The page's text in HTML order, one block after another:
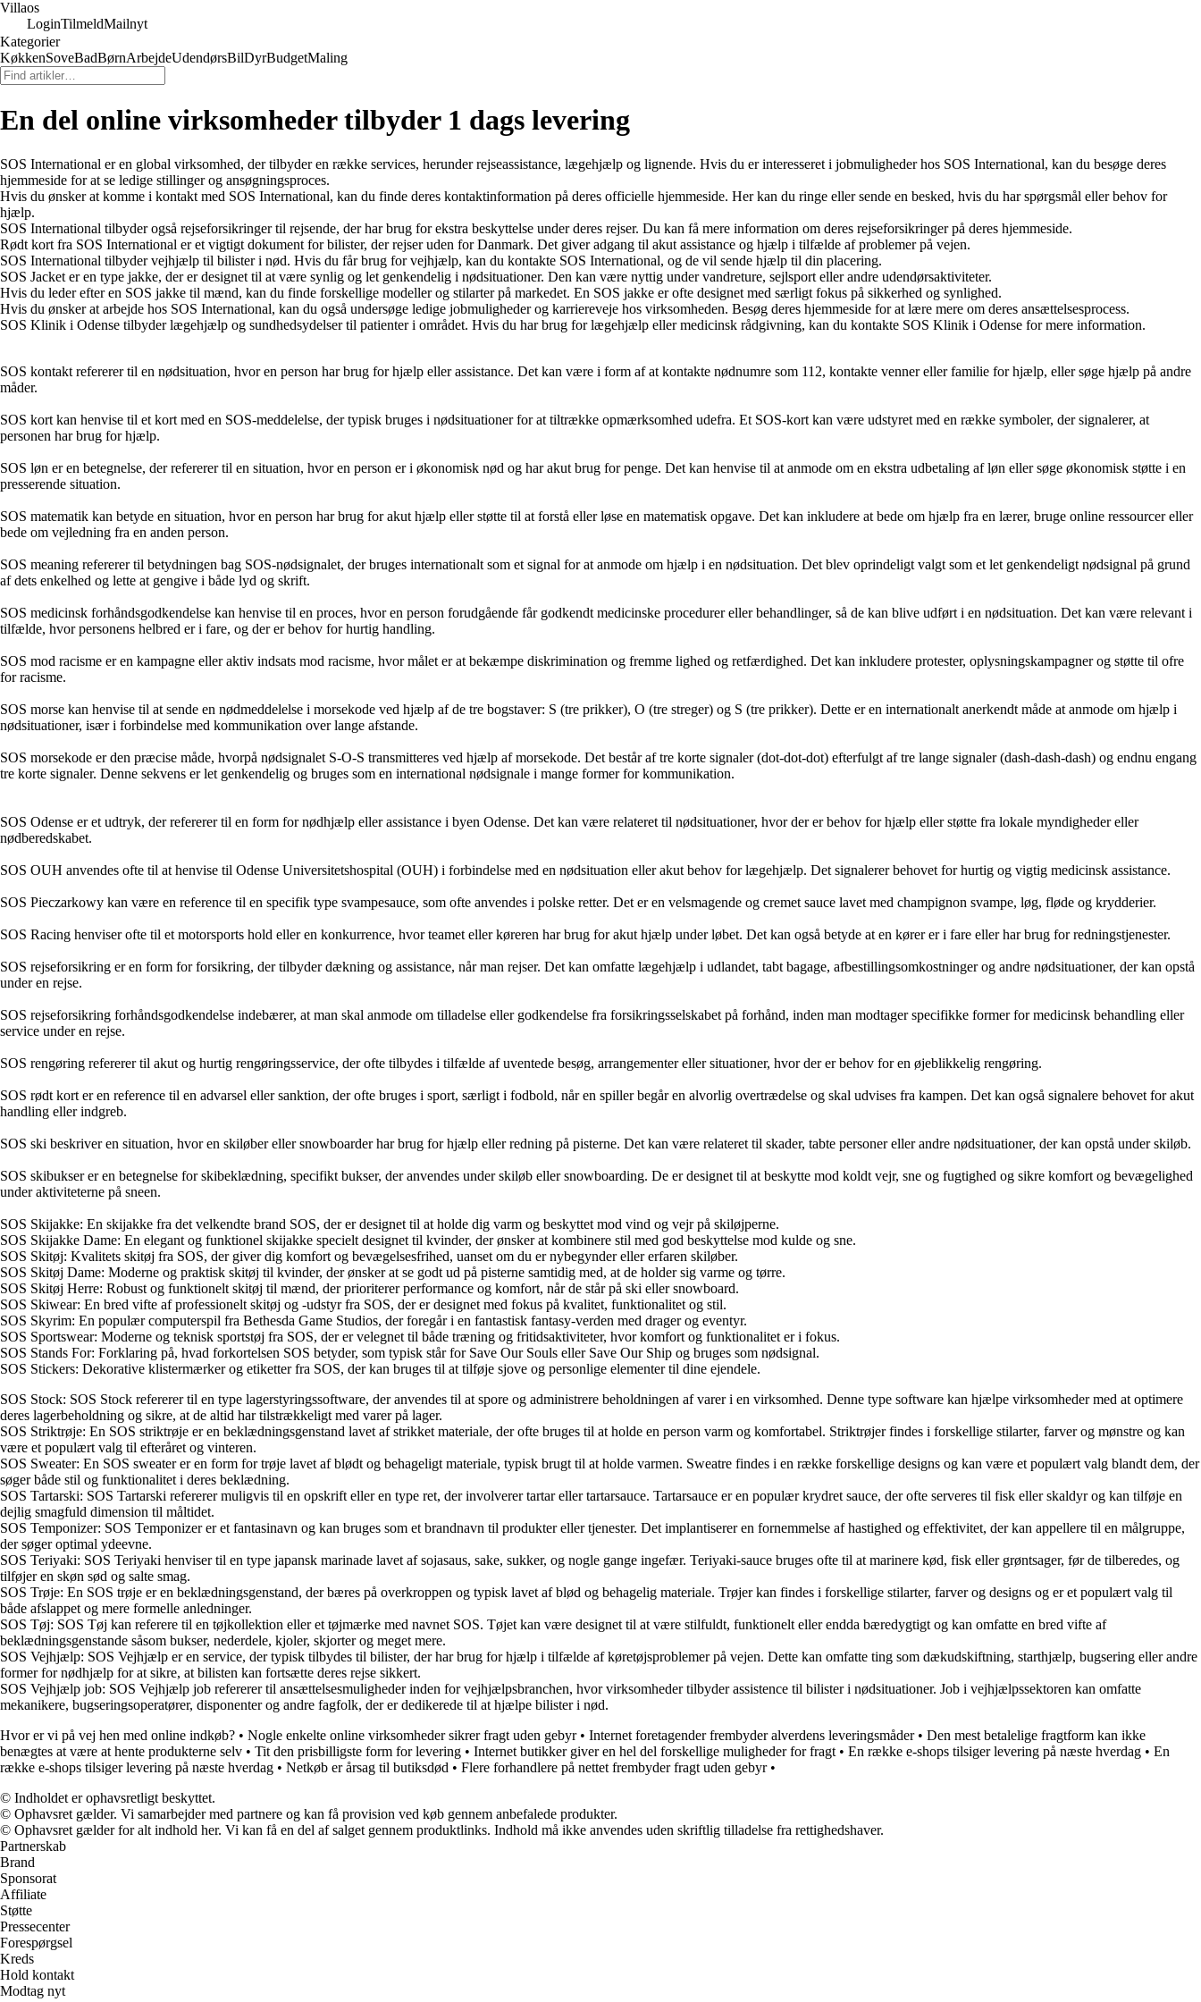
Villaos
LoginTilmeldMailnyt
Kategorier
KøkkenSoveBadBørnArbejdeUdendørsBilDyrBudgetMaling
En del online virksomheder tilbyder 1 dags levering
SOS International er en global virksomhed, der tilbyder en række services, herunder rejseassistance, lægehjælp og lignende. Hvis du er interesseret i jobmuligheder hos SOS International, kan du besøge deres
hjemmeside for at se ledige stillinger og ansøgningsproces.
Hvis du ønsker at komme i kontakt med SOS International, kan du finde deres kontaktinformation på deres officielle hjemmeside. Her kan du ringe eller sende en besked, hvis du har spørgsmål eller behov for
hjælp.
SOS International tilbyder også rejseforsikringer til rejsende, der har brug for ekstra beskyttelse under deres rejser. Du kan få mere information om deres rejseforsikringer på deres hjemmeside.
Rødt kort fra SOS International er et vigtigt dokument for bilister, der rejser uden for Danmark. Det giver adgang til akut assistance og hjælp i tilfælde af problemer på vejen.
SOS International tilbyder vejhjælp til bilister i nød. Hvis du får brug for vejhjælp, kan du kontakte SOS International, og de vil sende hjælp til din placering.
SOS Jacket er en type jakke, der er designet til at være synlig og let genkendelig i nødsituationer. Den kan være nyttig under vandreture, sejlsport eller andre udendørsaktiviteter.
Hvis du leder efter en SOS jakke til mænd, kan du finde forskellige modeller og stilarter på markedet. En SOS jakke er ofte designet med særligt fokus på sikkerhed og synlighed.
Hvis du ønsker at arbejde hos SOS International, kan du også undersøge ledige jobmuligheder og karriereveje hos virksomheden. Besøg deres hjemmeside for at lære mere om deres ansættelsesprocess.
SOS Klinik i Odense tilbyder lægehjælp og sundhedsydelser til patienter i området. Hvis du har brug for lægehjælp eller medicinsk rådgivning, kan du kontakte SOS Klinik i Odense for mere information.
SOS kontakt refererer til en nødsituation, hvor en person har brug for hjælp eller assistance. Det kan være i form af at kontakte nødnumre som 112, kontakte venner eller familie for hjælp, eller søge hjælp på andre
måder.
SOS kort kan henvise til et kort med en SOS-meddelelse, der typisk bruges i nødsituationer for at tiltrække opmærksomhed udefra. Et SOS-kort kan være udstyret med en række symboler, der signalerer, at
personen har brug for hjælp.
SOS løn er en betegnelse, der refererer til en situation, hvor en person er i økonomisk nød og har akut brug for penge. Det kan henvise til at anmode om en ekstra udbetaling af løn eller søge økonomisk støtte i en
presserende situation.
SOS matematik kan betyde en situation, hvor en person har brug for akut hjælp eller støtte til at forstå eller løse en matematisk opgave. Det kan inkludere at bede om hjælp fra en lærer, bruge online ressourcer eller
bede om vejledning fra en anden person.
SOS meaning refererer til betydningen bag SOS-nødsignalet, der bruges internationalt som et signal for at anmode om hjælp i en nødsituation. Det blev oprindeligt valgt som et let genkendeligt nødsignal på grund
af dets enkelhed og lette at gengive i både lyd og skrift.
SOS medicinsk forhåndsgodkendelse kan henvise til en proces, hvor en person forudgående får godkendt medicinske procedurer eller behandlinger, så de kan blive udført i en nødsituation. Det kan være relevant i
tilfælde, hvor personens helbred er i fare, og der er behov for hurtig handling.
SOS mod racisme er en kampagne eller aktiv indsats mod racisme, hvor målet er at bekæmpe diskrimination og fremme lighed og retfærdighed. Det kan inkludere protester, oplysningskampagner og støtte til ofre
for racisme.
SOS morse kan henvise til at sende en nødmeddelelse i morsekode ved hjælp af de tre bogstaver: S (tre prikker), O (tre streger) og S (tre prikker). Dette er en internationalt anerkendt måde at anmode om hjælp i
nødsituationer, især i forbindelse med kommunikation over lange afstande.
SOS morsekode er den præcise måde, hvorpå nødsignalet S-O-S transmitteres ved hjælp af morsekode. Det består af tre korte signaler (dot-dot-dot) efterfulgt af tre lange signaler (dash-dash-dash) og endnu engang
tre korte signaler. Denne sekvens er let genkendelig og bruges som en international nødsignale i mange former for kommunikation.
SOS Odense er et udtryk, der refererer til en form for nødhjælp eller assistance i byen Odense. Det kan være relateret til nødsituationer, hvor der er behov for hjælp eller støtte fra lokale myndigheder eller
nødberedskabet.
SOS OUH anvendes ofte til at henvise til Odense Universitetshospital (OUH) i forbindelse med en nødsituation eller akut behov for lægehjælp. Det signalerer behovet for hurtig og vigtig medicinsk assistance.
SOS Pieczarkowy kan være en reference til en specifik type svampesauce, som ofte anvendes i polske retter. Det er en velsmagende og cremet sauce lavet med champignon svampe, løg, fløde og krydderier.
SOS Racing henviser ofte til et motorsports hold eller en konkurrence, hvor teamet eller køreren har brug for akut hjælp under løbet. Det kan også betyde at en kører er i fare eller har brug for redningstjenester.
SOS rejseforsikring er en form for forsikring, der tilbyder dækning og assistance, når man rejser. Det kan omfatte lægehjælp i udlandet, tabt bagage, afbestillingsomkostninger og andre nødsituationer, der kan opstå
under en rejse.
SOS rejseforsikring forhåndsgodkendelse indebærer, at man skal anmode om tilladelse eller godkendelse fra forsikringsselskabet på forhånd, inden man modtager specifikke former for medicinsk behandling eller
service under en rejse.
SOS rengøring refererer til akut og hurtig rengøringsservice, der ofte tilbydes i tilfælde af uventede besøg, arrangementer eller situationer, hvor der er behov for en øjeblikkelig rengøring.
SOS rødt kort er en reference til en advarsel eller sanktion, der ofte bruges i sport, særligt i fodbold, når en spiller begår en alvorlig overtrædelse og skal udvises fra kampen. Det kan også signalere behovet for akut
handling eller indgreb.
SOS ski beskriver en situation, hvor en skiløber eller snowboarder har brug for hjælp eller redning på pisterne. Det kan være relateret til skader, tabte personer eller andre nødsituationer, der kan opstå under skiløb.
SOS skibukser er en betegnelse for skibeklædning, specifikt bukser, der anvendes under skiløb eller snowboarding. De er designet til at beskytte mod koldt vejr, sne og fugtighed og sikre komfort og bevægelighed
under aktiviteterne på sneen.
SOS Skijakke: En skijakke fra det velkendte brand SOS, der er designet til at holde dig varm og beskyttet mod vind og vejr på skiløjperne.
SOS Skijakke Dame: En elegant og funktionel skijakke specielt designet til kvinder, der ønsker at kombinere stil med god beskyttelse mod kulde og sne.
SOS Skitøj: Kvalitets skitøj fra SOS, der giver dig komfort og bevægelsesfrihed, uanset om du er nybegynder eller erfaren skiløber.
SOS Skitøj Dame: Moderne og praktisk skitøj til kvinder, der ønsker at se godt ud på pisterne samtidig med, at de holder sig varme og tørre.
SOS Skitøj Herre: Robust og funktionelt skitøj til mænd, der prioriterer performance og komfort, når de står på ski eller snowboard.
SOS Skiwear: En bred vifte af professionelt skitøj og -udstyr fra SOS, der er designet med fokus på kvalitet, funktionalitet og stil.
SOS Skyrim: En populær computerspil fra Bethesda Game Studios, der foregår i en fantastisk fantasy-verden med drager og eventyr.
SOS Sportswear: Moderne og teknisk sportstøj fra SOS, der er velegnet til både træning og fritidsaktiviteter, hvor komfort og funktionalitet er i fokus.
SOS Stands For: Forklaring på, hvad forkortelsen SOS betyder, som typisk står for Save Our Souls eller Save Our Ship og bruges som nødsignal.
SOS Stickers: Dekorative klistermærker og etiketter fra SOS, der kan bruges til at tilføje sjove og personlige elementer til dine ejendele.
SOS Stock: SOS Stock refererer til en type lagerstyringssoftware, der anvendes til at spore og administrere beholdningen af varer i en virksomhed. Denne type software kan hjælpe virksomheder med at optimere
deres lagerbeholdning og sikre, at de altid har tilstrækkeligt med varer på lager.
SOS Striktrøje: En SOS striktrøje er en beklædningsgenstand lavet af strikket materiale, der ofte bruges til at holde en person varm og komfortabel. Striktrøjer findes i forskellige stilarter, farver og mønstre og kan
være et populært valg til efteråret og vinteren.
SOS Sweater: En SOS sweater er en form for trøje lavet af blødt og behageligt materiale, typisk brugt til at holde varmen. Sweatre findes i en række forskellige designs og kan være et populært valg blandt dem, der
søger både stil og funktionalitet i deres beklædning.
SOS Tartarski: SOS Tartarski refererer muligvis til en opskrift eller en type ret, der involverer tartar eller tartarsauce. Tartarsauce er en populær krydret sauce, der ofte serveres til fisk eller skaldyr og kan tilføje en
dejlig smagfuld dimension til måltidet.
SOS Temponizer: SOS Temponizer er et fantasinavn og kan bruges som et brandnavn til produkter eller tjenester. Det implantiserer en fornemmelse af hastighed og effektivitet, der kan appellere til en målgruppe,
der søger optimal ydeevne.
SOS Teriyaki: SOS Teriyaki henviser til en type japansk marinade lavet af sojasaus, sake, sukker, og nogle gange ingefær. Teriyaki-sauce bruges ofte til at marinere kød, fisk eller grøntsager, før de tilberedes, og
tilføjer en skøn sød og salte smag.
SOS Trøje: En SOS trøje er en beklædningsgenstand, der bæres på overkroppen og typisk lavet af blød og behagelig materiale. Trøjer kan findes i forskellige stilarter, farver og designs og er et populært valg til
både afslappet og mere formelle anledninger.
SOS Tøj: SOS Tøj kan referere til en tøjkollektion eller et tøjmærke med navnet SOS. Tøjet kan være designet til at være stilfuldt, funktionelt eller endda bæredygtigt og kan omfatte en bred vifte af
beklædningsgenstande såsom bukser, nederdele, kjoler, skjorter og meget mere.
SOS Vejhjælp: SOS Vejhjælp er en service, der typisk tilbydes til bilister, der har brug for hjælp i tilfælde af køretøjsproblemer på vejen. Dette kan omfatte ting som dækudskiftning, starthjælp, bugsering eller andre
former for nødhjælp for at sikre, at bilisten kan fortsætte deres rejse sikkert.
SOS Vejhjælp job: SOS Vejhjælp job refererer til ansættelsesmuligheder inden for vejhjælpsbranchen, hvor virksomheder tilbyder assistence til bilister i nødsituationer. Job i vejhjælpssektoren kan omfatte
mekanikere, bugseringsoperatører, disponenter og andre fagfolk, der er dedikerede til at hjælpe bilister i nød.
Hvor er vi på vej hen med online indkøb? • Nogle enkelte online virksomheder sikrer fragt uden gebyr• Internet foretagender frembyder alverdens leveringsmåder• Den mest betalelige fragtform kan ikke
benægtes at være at hente produkterne selv • Tit den prisbilligste form for levering • Internet butikker giver en hel del forskellige muligheder for fragt • En række e-shops tilsiger levering på næste hverdag • En
række e-shops tilsiger levering på næste hverdag • Netkøb er årsag til butiksdød • Flere forhandlere på nettet frembyder fragt uden gebyr•
© Indholdet er ophavsretligt beskyttet.
© Ophavsret gælder. Vi samarbejder med partnere og kan få provision ved køb gennem anbefalede produkter.
© Ophavsret gælder for alt indhold her. Vi kan få en del af salget gennem produktlinks. Indhold må ikke anvendes uden skriftlig tilladelse fra rettighedshaver.
Partnerskab
Brand
Sponsorat
Affiliate
Støtte
Pressecenter
Forespørgsel
Kreds
Hold kontakt
Modtag nyt